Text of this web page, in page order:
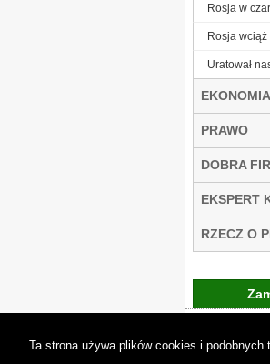
Rosja w
Rosja
Uratował
EKONOMIA
PRAWO
DOBRA
EKSPERT
RZECZ O
Ta strona używa plików cookies i